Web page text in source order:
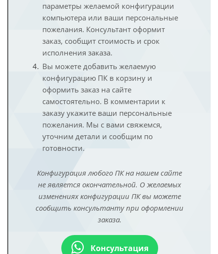
параметры желаемой конфигурации
компьютера или ваши персональные
пожелания. Консультант оформит
заказ, сообщит стоимость и срок
исполнения заказа.
Вы можете добавить желаемую
конфигурацию ПК в корзину и
оформить заказ на сайте
самостоятельно. В комментарии к
заказу укажите ваши персональные
пожелания. Мы с вами свяжемся,
уточним детали и сообщим по
готовности.
Конфигурация любого ПК на нашем сайте
не является окончательной. О желаемых
изменениях конфигурации ПК вы можете
сообщить консультанту при оформлении
заказа.
Консультация